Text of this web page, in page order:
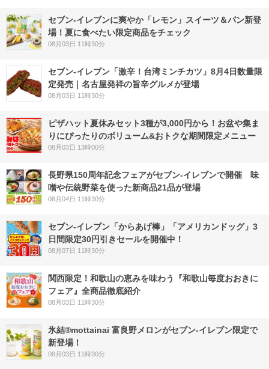
セブン‐イレブンに爽やか「レモン」スイーツ＆パン新登
場！夏に食べたい限定商品をチェック
08月03日 11時30分
セブン-イレブン「激辛！台湾ミンチカツ」8月4日数量限
定発売｜名古屋発祥の旨辛グルメが登場
08月03日 11時30分
ピザハット夏休みセット3種が3,000円から！お盆や集ま
りにぴったりのボリューム&おトクな期間限定メニュー
08月03日 13時00分
長野県150周年記念フェアがセブン-イレブンで開催 味
噌や伝統野菜を使った新商品21品が登場
08月04日 11時30分
セブン‐イレブン「からあげ棒」「アメリカンドッグ」3
日間限定30円引きセールを開催中！
08月07日 11時30分
関西限定！和歌山の恵みを味わう『和歌山毎度おおきに
フェア』全商品徹底紹介
08月03日 11時30分
氷結®mottainai 富良野メロンがセブン‐イレブン限定で
新登場！
08月03日 11時30分